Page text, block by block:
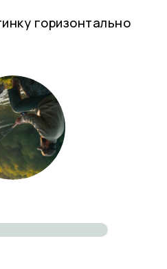
горизонтально